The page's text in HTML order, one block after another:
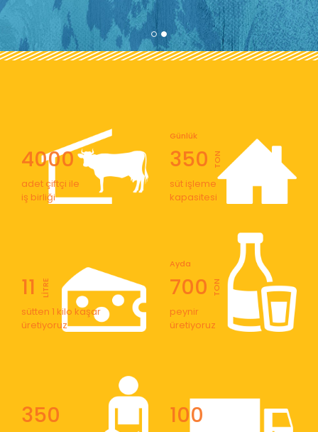
4000
adet çiftçi ile
iş birliği
350
Günlük
TON
süt işleme
kapasitesi
11 LİTRE
sütten 1 kilo kaşar
üretiyoruz
700
Ayda
TON
peynir
üretiyoruz
350 100